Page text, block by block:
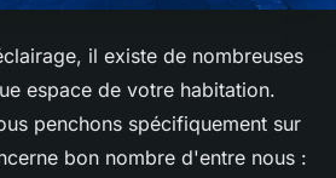
il existe de nombreuses
espace de votre habitation.
penchons spécifiquement sur
bon nombre d'entre nous :